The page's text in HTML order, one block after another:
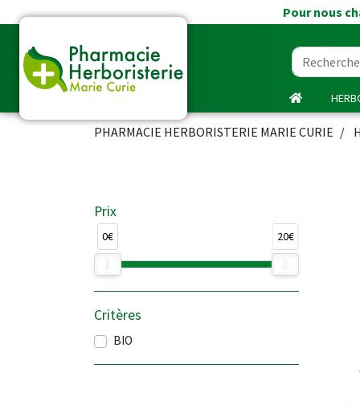
Pour nous
PHARMACIE HERBORISTERIE MARIE CURIE
Prix
0€ 20€
Critères
BIO